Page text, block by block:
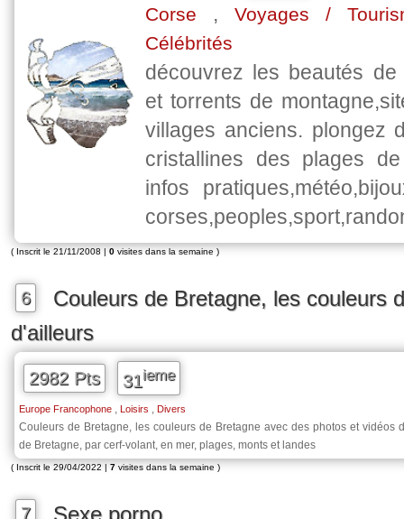
Corse , Voyages /
Célébrités
découvrez les beautés
et torrents de
villages anciens. plongez
cristallines des plages
infos
( Inscrit le 21/11/2008 | 0 visites dans la semaine )
6
Couleurs de Bretagne, les couleurs
d'ailleurs
2982 Pts 31ieme
Europe Francophone Loisirs Divers
Couleurs de Bretagne, les couleurs de Bretagne avec des photos et vidéos
de Bretagne, par cerf-volant, en mer, plages, monts et landes
( Inscrit le 29/04/2022 | 7 visites dans la semaine )
7 Sexe porno